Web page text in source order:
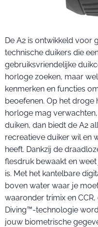
De A2 is ontwikkeld voor
technische duikers die
gebruiksvriendelijke
horloge zoeken, maar
kenmerken en functies
beoefenen. Op het droge
horloge mag
duiken, dan biedt de A2
recreatieve duiker wil en
heeft. Dankzij de
flesdruk bewaakt en
is. Met het kantelbare
boven water waar je
waaronder trimix en
Diving™-technologie
jouw biometrische